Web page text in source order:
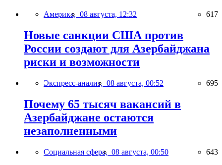
Америка, 08 августа, 12:32 617
Новые санкции США против
России создают для Азербайджана
риски и возможности
Экспресс-анализ, 08 августа, 00:52 695
Почему 65 тысяч вакансий в
Азербайджане остаются
незаполненными
Социальная сфера, 08 августа, 00:50 643